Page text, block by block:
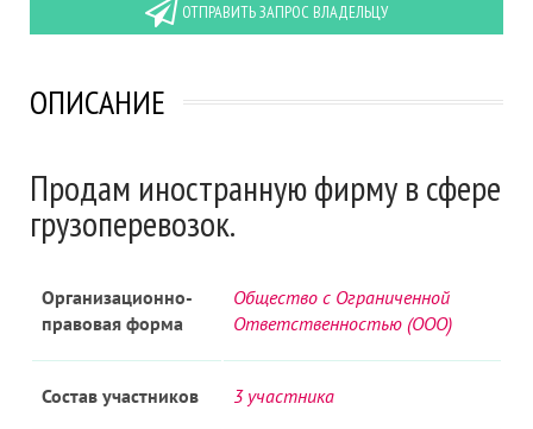
ОТПРАВИТЬ ЗАПРОС ВЛАДЕЛЬЦУ
ОПИСАНИЕ
Продам иностранную фирму в сфере
грузоперевозок.
Организационно-
правовая форма
Общество с Ограниченной
Ответственностью (ООО)
Состав участников 3 участника